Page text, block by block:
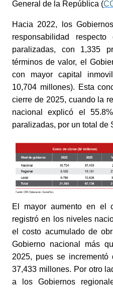
General de la República (
Hacia 2022, los
responsabilidad
paralizadas, con 1,335
términos de valor, el
con mayor capital
10,704 millones). Esta
cierre de 2025, cuando la
nacional explicó el
paralizadas, por un total de
El mayor aumento en el
registró en los niveles
el costo acumulado de
Gobierno nacional más
2025, pues se
37,433 millones. Por otro
a los Gobiernos